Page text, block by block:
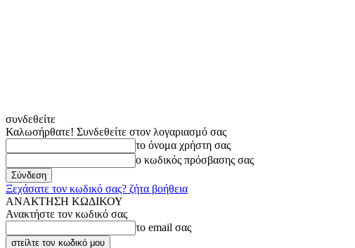
συνδεθείτε
Καλωσήρθατε! Συνδεθείτε στον λογαριασμό σας
το όνομα χρήστη σας
ο κωδικός πρόσβασης σας
Ξεχάσατε τον κωδικό σας? ζήτα βοήθεια
ΑΝΑΚΤΗΣΗ ΚΩΔΙΚΟΥ
Ανακτήστε τον κωδικό σας
το email σας